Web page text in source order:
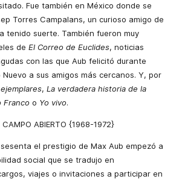
Fue también en México donde se
Torres Campalans, un curioso amigo de
tenido suerte. También fueron muy
de El Correo de Euclides, noticias
con las que Aub felicitó durante
a sus amigos más cercanos. Y, por
, La verdadera historia de la
Franco o Yo vivo.
CAMPO ABIERTO {1968-1972}
el prestigio de Max Aub empezó a
social que se tradujo en
viajes o invitaciones a participar en